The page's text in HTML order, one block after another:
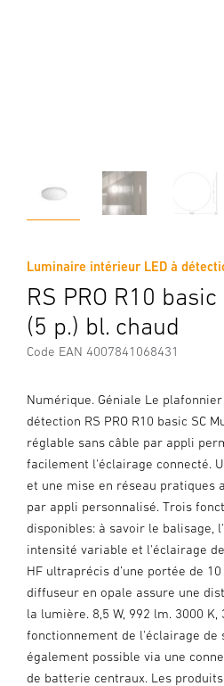
Luminaire intérieur LED à
RS PRO R10
(5 p.) bl. chaud
Code EAN 4007841068431
Numérique. Géniale Le
détection RS PRO R10 basic SC
réglable sans câble par appli
facilement l'éclairage connecté.
et une mise en réseau pratiques
par appli personnalisé. Trois
disponibles: à savoir le balisage,
intensité variable et l'éclairage
HF ultraprécis d’une portée de
diffuseur en opale assure une
la lumière. 8,5 W, 992 lm. 3000 K,
fonctionnement de l'éclairage de
également possible via une
de batterie centraux. Les